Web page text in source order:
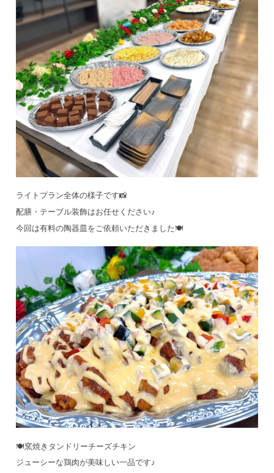
ライトプラン全体の様子です📸
配膳・テーブル装飾はお任せください♪
今回は有料の陶器皿をご依頼いただきました🍽️
🍽️窯焼きタンドリーチーズチキン
ジューシーな鶏肉が美味しい一品です♪